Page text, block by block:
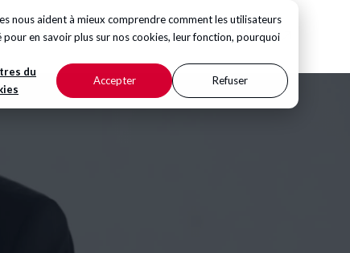
nous aident à mieux comprendre comment les utilisateurs
pour en savoir plus sur nos cookies, leur fonction, pourquoi
du
Accepter Refuser
CONTACTEZ-NOUS